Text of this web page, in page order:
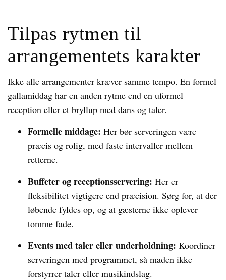
Tilpas rytmen til
arrangementets karakter
Ikke alle arrangementer kræver samme tempo. En formel
gallamiddag har en anden rytme end en uformel
reception eller et bryllup med dans og taler.
Formelle middage: Her bør serveringen være
præcis og rolig, med faste intervaller mellem
retterne.
Buffeter og receptionsservering: Her er
fleksibilitet vigtigere end præcision. Sørg for, at der
løbende fyldes op, og at gæsterne ikke oplever
tomme fade.
Events med taler eller underholdning: Koordiner
serveringen med programmet, så maden ikke
forstyrrer taler eller musikindslag.